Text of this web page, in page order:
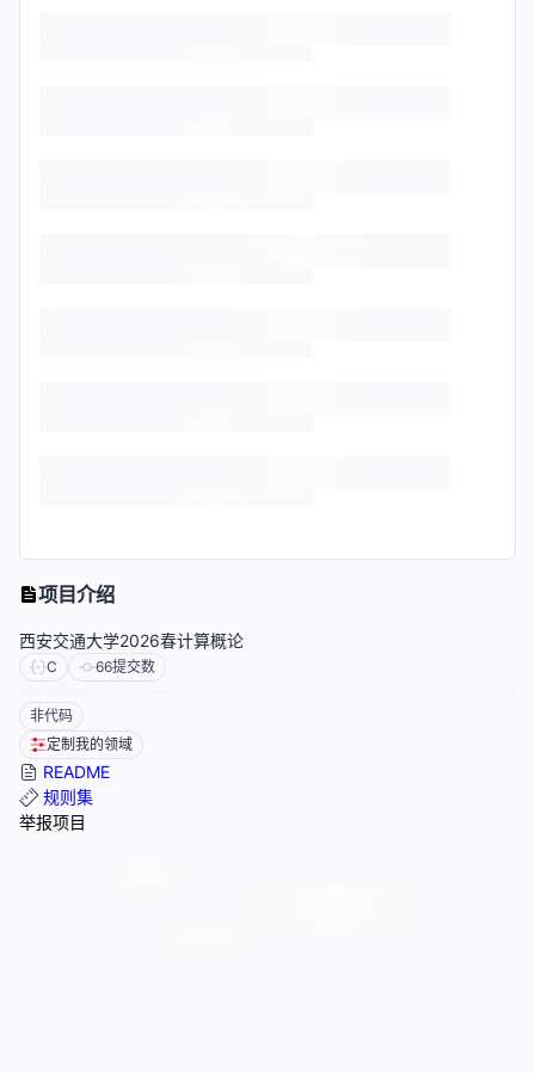
项目介绍
西安交通大学2026春计算概论
C 66提交数
非代码
定制我的领域
README
规则集
举报项目